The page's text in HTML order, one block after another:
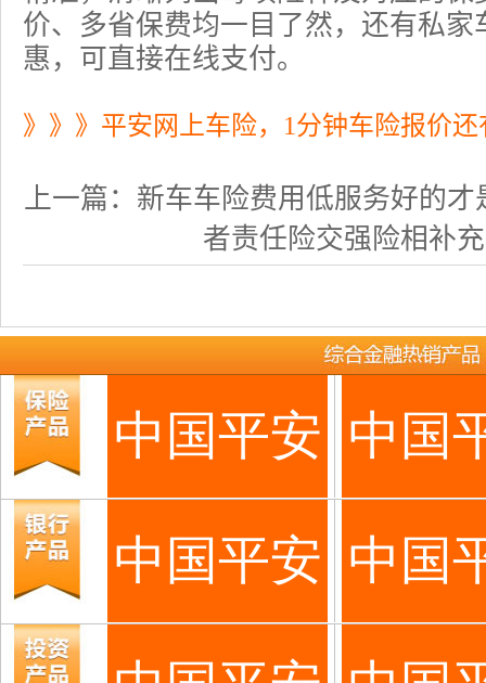
价、多省保费均一目了然，还有私家
惠，可直接在线支付。
》》》平安网上车险，1分钟车险报价
上一篇： 新车车险费用低服务好的才
者责任险交强险相补